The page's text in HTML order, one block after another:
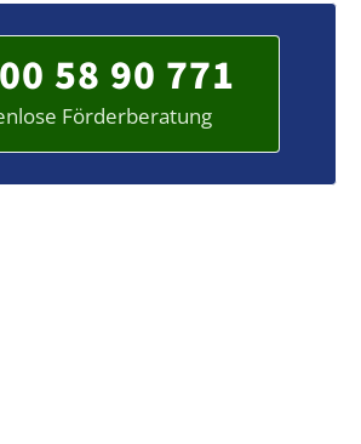
58 90 771
Förderberatung